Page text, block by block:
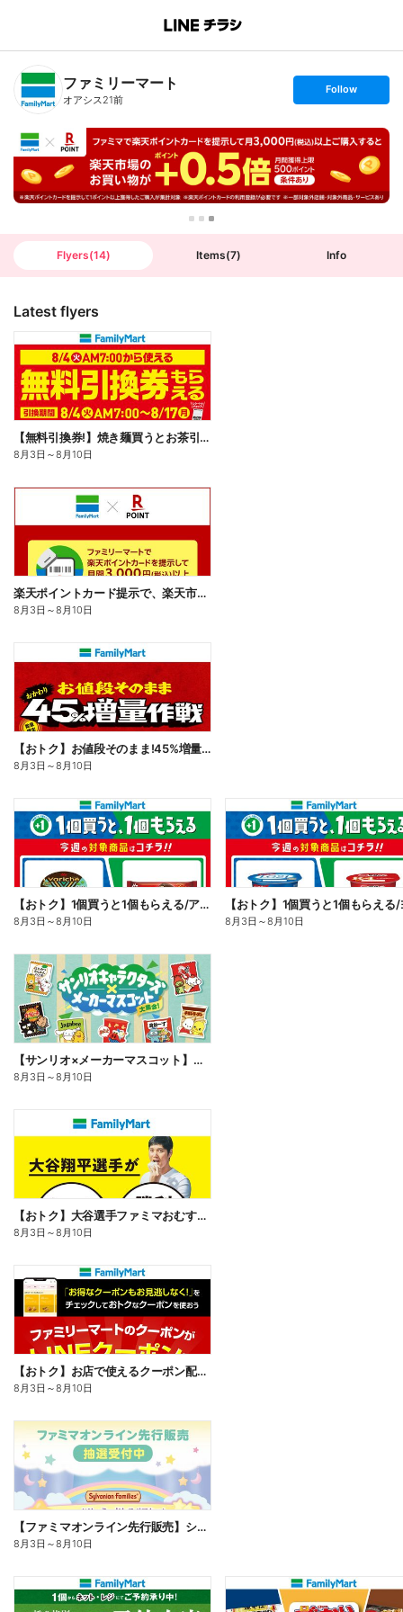
B
n
T
ファミリーマート
オアシス21前
s
t
o
l
l
w
Follow
Flyers(14) Items(7) Info
Latest flyers
【無料引換券!】焼き麺買うとお茶引換券貰える!
8月3日 ～8月10日
楽天ポイントカード提示で、楽天市場でのお買い物がおトクに!
8月3日 ～8月10日
【おトク】お値段そのまま!45%増量作戦!
8月3日 ～8月10日
【おトク】1個買うと1個もらえる/アイス
8月3日 ～8月10日 8月3日 ～8月10日
【サンリオ×メーカーマスコット】オリジナルグッズ貰える!
8月3日 ～8月10日
【おトク】大谷選手ファミマおむすび割
8月3日 ～8月10日
【おトク】お店で使えるクーポン配信中
8月3日 ～8月10日
【ファミマオンライン先行販売】シルバニアファミリー
8月3日 ～8月10日